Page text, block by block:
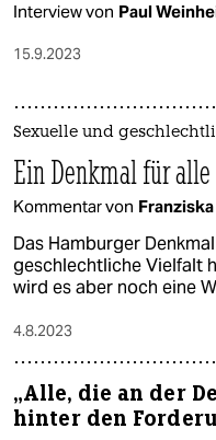
Interview von Paul
15.9.2023
Sexuelle und
Ein Denkmal für alle
Kommentar von
Das Hamburger
geschlechtliche Vielfalt
wird es aber noch eine
4.8.2023
„Alle, die an der
hinter den